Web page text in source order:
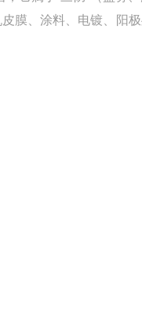
膜、涂料、电镀、阳